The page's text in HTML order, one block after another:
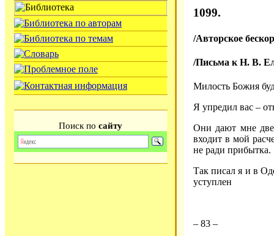
Поиск по сайту
1099.
/Авторское
/Письма к Н. В.
Милость Божия
Я упредил вас –
Они дают мне
входит в мой
не ради прибытка.
Так писал я и в
уступлен
– 83 –